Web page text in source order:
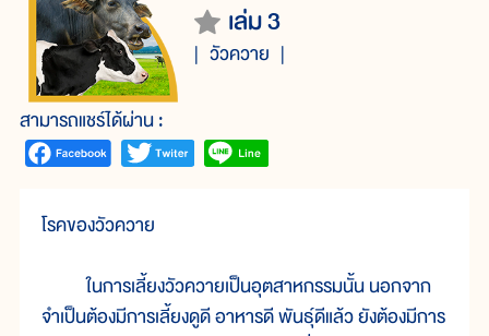
เล่ม 3
วัวควาย
สามารถแชร์ได้ผ่าน :
โรคของวัวควาย
ในการเลี้ยงวัวควายเป็นอุตสาหกรรมนั้น นอกจาก
จำเป็นต้องมีการเลี้ยงดูดี อาหารดี พันธุ์ดีแล้ว ยังต้องมีการ